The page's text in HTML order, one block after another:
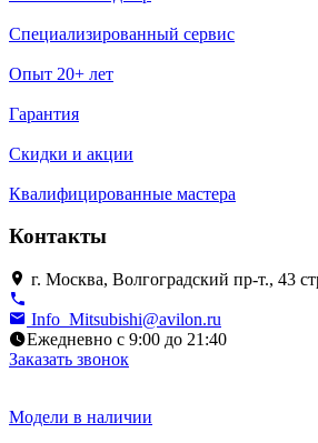
Специализированный сервис
Опыт 20+ лет
Гарантия
Скидки и акции
Квалифицированные мастера
Контакты
г. Москва, Волгоградский пр-т., 43
Info_Mitsubishi@avilon.ru
Ежедневно с 9:00 до 21:40
Заказать звонок
Модели в наличии